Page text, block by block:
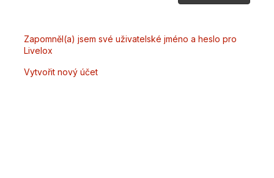
Zapomněl(a) jsem své uživatelské jméno a heslo pro
Livelox
Vytvořit nový účet